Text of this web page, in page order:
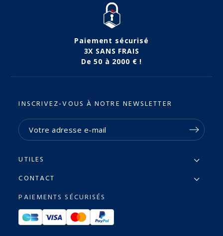
Paiement sécurisé
3X SANS FRAIS
De 50 à 2000 € !
INSCRIVEZ-VOUS À NOTRE NEWSLETTER
UTILES
CONTACT
PAIEMENTS SÉCURISÉS